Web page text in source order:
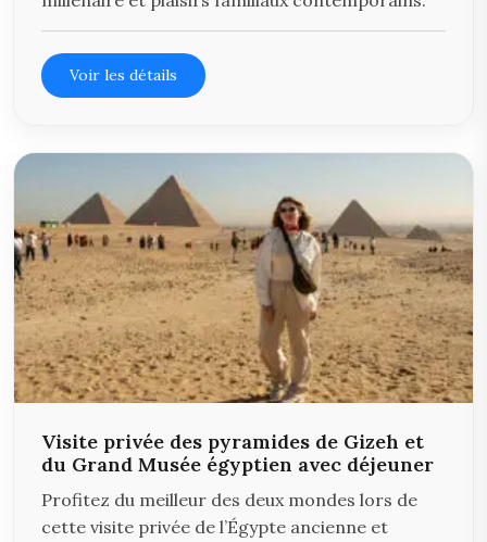
Voir les détails
Visite privée des pyramides de Gizeh et
du Grand Musée égyptien avec déjeuner
Profitez du meilleur des deux mondes lors de
cette visite privée de l’Égypte ancienne et